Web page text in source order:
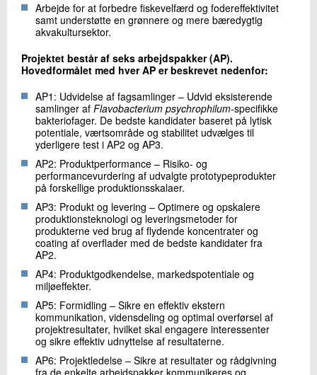
Arbejde for at forbedre fiskevelfærd og fodereffektivitet
samt understøtte en grønnere og mere bæredygtig
akvakultursektor.
Projektet består af seks arbejdspakker (AP).
Hovedformålet med hver AP er beskrevet nedenfor:
AP1: Udvidelse af fagsamlinger – Udvid eksisterende
samlinger af Flavobacterium psychrophilum-specifikke
bakteriofager. De bedste kandidater baseret på lytisk
potentiale, værtsområde og stabilitet udvælges til
yderligere test i AP2 og AP3.
AP2: Produktperformance – Risiko- og
performancevurdering af udvalgte prototypeprodukter
på forskellige produktionsskalaer.
AP3: Produkt og levering – Optimere og opskalere
produktionsteknologi og leveringsmetoder for
produkterne ved brug af flydende koncentrater og
coating af overflader med de bedste kandidater fra
AP2.
AP4: Produktgodkendelse, markedspotentiale og
miljøeffekter.
AP5: Formidling – Sikre en effektiv ekstern
kommunikation, vidensdeling og optimal overførsel af
projektresultater, hvilket skal engagere interessenter
og sikre effektiv udnyttelse af resultaterne.
AP6: Projektledelse – Sikre at resultater og rådgivning